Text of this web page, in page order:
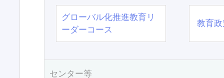
グローバル化推進教育リ
ーダーコース
教育
センター等